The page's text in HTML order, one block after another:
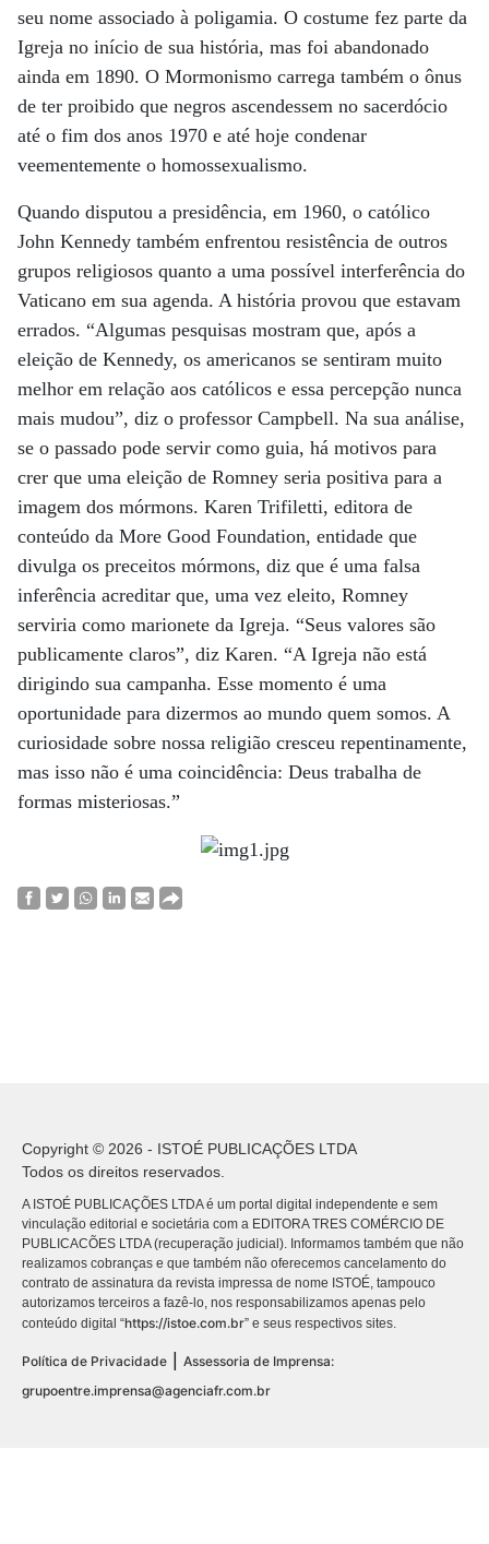
seu nome associado à poligamia. O costume fez parte da
Igreja no início de sua história, mas foi abandonado
ainda em 1890. O Mormonismo carrega também o ônus
de ter proibido que negros ascendessem no sacerdócio
até o fim dos anos 1970 e até hoje condenar
veementemente o homossexualismo.
Quando disputou a presidência, em 1960, o católico
John Kennedy também enfrentou resistência de outros
grupos religiosos quanto a uma possível interferência do
Vaticano em sua agenda. A história provou que estavam
errados. “Algumas pesquisas mostram que, após a
eleição de Kennedy, os americanos se sentiram muito
melhor em relação aos católicos e essa percepção nunca
mais mudou”, diz o professor Campbell. Na sua análise,
se o passado pode servir como guia, há motivos para
crer que uma eleição de Romney seria positiva para a
imagem dos mórmons. Karen Trifiletti, editora de
conteúdo da More Good Foundation, entidade que
divulga os preceitos mórmons, diz que é uma falsa
inferência acreditar que, uma vez eleito, Romney
serviria como marionete da Igreja. “Seus valores são
publicamente claros”, diz Karen. “A Igreja não está
dirigindo sua campanha. Esse momento é uma
oportunidade para dizermos ao mundo quem somos. A
curiosidade sobre nossa religião cresceu repentinamente,
mas isso não é uma coincidência: Deus trabalha de
formas misteriosas.”
Copyright © 2026 - ISTOÉ PUBLICAÇÕES LTDA
Todos os direitos reservados.
A ISTOÉ PUBLICAÇÕES LTDA é um portal digital independente e sem
vinculação editorial e societária com a EDITORA TRES COMÉRCIO DE
PUBLICACÕES LTDA (recuperação judicial). Informamos também que não
realizamos cobranças e que também não oferecemos cancelamento do
contrato de assinatura da revista impressa de nome ISTOÉ, tampouco
autorizamos terceiros a fazê-lo, nos responsabilizamos apenas pelo
conteúdo digital “https://istoe.com.br” e seus respectivos sites.
Política de Privacidade
Assessoria de Imprensa:
grupoentre.imprensa@agenciafr.com.br